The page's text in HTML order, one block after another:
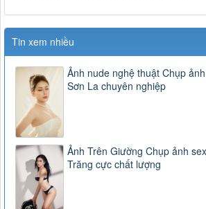
Tin xem nhiều
Ảnh nude nghệ thuật Chụp
Sơn La chuyên nghiệp
Ảnh Trên Giường Chụp ảnh
Trăng cực chất lượng